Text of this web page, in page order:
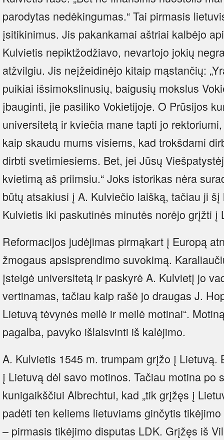
parodytas nedėkingumas.“ Tai pirmasis
įsitikinimus. Jis pakankamai aštriai kalbėjo
Kulvietis nepiktžodžiavo, nevartojo jokių
atžvilgiu. Jis neįžeidinėjo kitaip mąstančių:
puikiai išsimokslinusių, baigusių mokslus
įbauginti, jie pasiliko Vokietijoje. O Prūsijos
universitetą ir kviečia mane tapti jo
kaip skaudu mums visiems, kad trokšdami
dirbti svetimiesiems. Bet, jei Jūsų
kvietimą aš priimsiu.“ Joks istorikas nėra
būtų atsakiusi į A. Kulviečio laišką, tačiau ji
Kulvietis iki paskutinės minutės norėjo grįžti į
Reformacijos judėjimas pirmąkart į Europą
žmogaus apsisprendimo suvokimą.
įsteigė universitetą ir paskyrė A. Kulvietį jo
vertinamas, tačiau kaip rašė jo draugas J.
Lietuvą tėvynės meilė ir meilė motinai“.
pagalba, pavyko išlaisvinti iš kalėjimo.
A. Kulvietis 1545 m. trumpam grįžo į Lietuvą.
į Lietuvą dėl savo motinos. Tačiau motina po
kunigaikščiui Albrechtui, kad „tik grįžęs į
padėti ten keliems lietuviams ginčytis
– pirmasis tikėjimo disputas LDK. Grįžęs iš